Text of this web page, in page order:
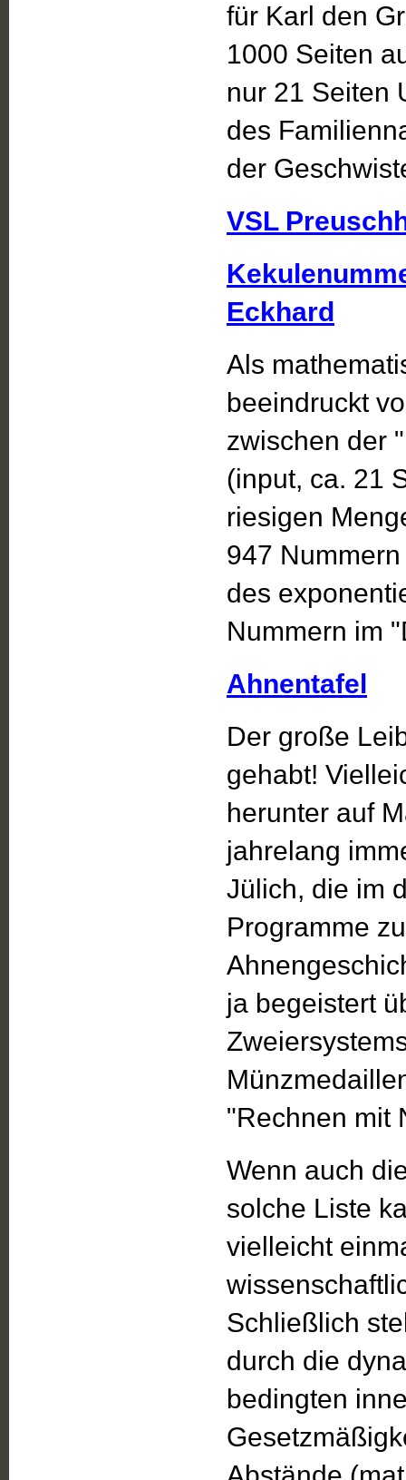
für Karl den
1000 Seiten
nur 21 Seiten
des
der
VSL
Eckhard
Als
beeindruckt
zwischen der
(input, ca. 21
riesigen
947
des
Nummern im
Ahnentafel
Der große
gehabt!
herunter auf
jahrelang
Jülich, die im
Programme
ja begeistert
"Rechnen mit
Wenn auch
solche Liste
vielleicht
Schließlich
durch die
bedingten